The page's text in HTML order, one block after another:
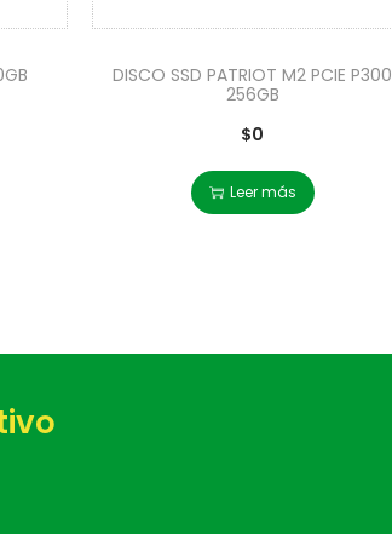
DISCO SSD PATRIOT M2 PCIE P300
256GB
$0
Leer más